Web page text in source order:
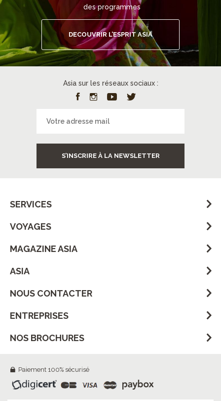
des programmes
DECOUVRIR L’ESPRIT ASIA
Asia sur les réseaux sociaux :
S’INSCRIRE À LA NEWSLETTER
SERVICES
VOYAGES
MAGAZINE ASIA
ASIA
NOUS CONTACTER
ENTREPRISES
NOS BROCHURES
Paiement 100% sécurisé